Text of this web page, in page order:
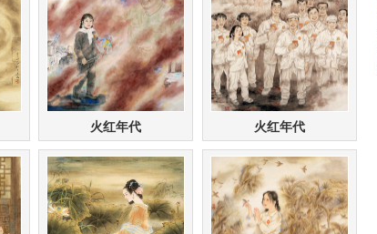
火红年代 火红年代